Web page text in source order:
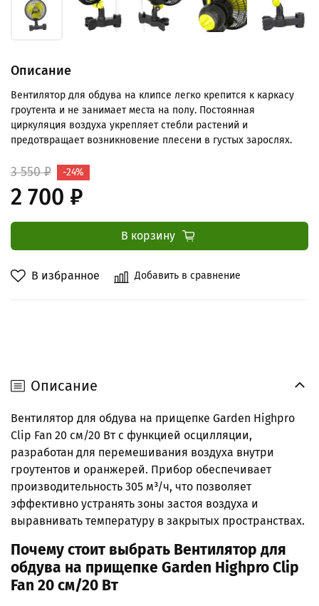
В избранное Добавить в сравнение
Описание
Вентилятор для обдува на клипсе легко крепится к каркасу
гроутента и не занимает места на полу. Постоянная
циркуляция воздуха укрепляет стебли растений и
предотвращает возникновение плесени в густых зарослях.
3 550 ₽
2 700 ₽
-24%
В корзину
Описание
Вентилятор для обдува на прищепке Garden Highpro
Clip Fan 20 см/20 Вт с функцией осцилляции,
разработан для перемешивания воздуха внутри
гроутентов и оранжерей. Прибор обеспечивает
производительность 305 м³/ч, что позволяет
эффективно устранять зоны застоя воздуха и
выравнивать температуру в закрытых пространствах.
Почему стоит выбрать Вентилятор для
обдува на прищепке Garden Highpro Clip
Fan 20 см/20 Вт